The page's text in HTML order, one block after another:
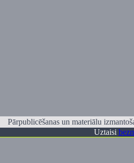
Pārpublicēšanas un materiālu
Uztaisi